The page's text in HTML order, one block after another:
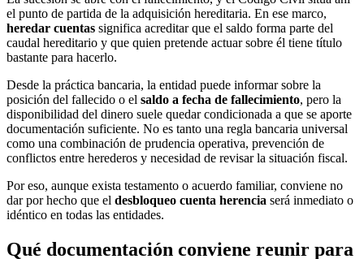
el punto de partida de la adquisición hereditaria. En ese marco,
heredar cuentas significa acreditar que el saldo forma parte del
caudal hereditario y que quien pretende actuar sobre él tiene título
bastante para hacerlo.
Desde la práctica bancaria, la entidad puede informar sobre la
posición del fallecido o el saldo a fecha de fallecimiento, pero la
disponibilidad del dinero suele quedar condicionada a que se aporte
documentación suficiente. No es tanto una regla bancaria universal
como una combinación de prudencia operativa, prevención de
conflictos entre herederos y necesidad de revisar la situación fiscal.
Por eso, aunque exista testamento o acuerdo familiar, conviene no
dar por hecho que el desbloqueo cuenta herencia será inmediato o
idéntico en todas las entidades.
Qué documentación conviene reunir para